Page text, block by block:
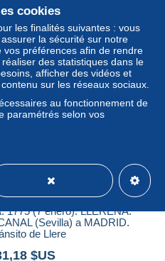
1775 (7 enero). LLERENA.
(Sevilla) a MADRID.
de Llere
$US
cookies
les finalités suivantes : vous
la sécurité sur notre
préférences afin de rendre
des statistiques dans le
afficher des vidéos et
sur les réseaux sociaux.
au fonctionnement de
paramétrés selon vos